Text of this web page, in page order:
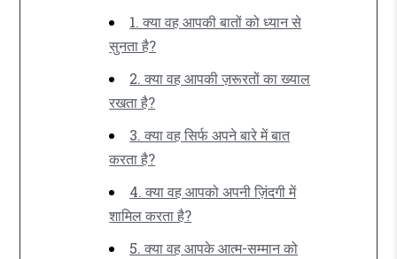
1. क्या वह आपकी बातों को ध्यान से
सुनता है?
2. क्या वह आपकी ज़रूरतों का ख्याल
रखता है?
3. क्या वह सिर्फ अपने बारे में बात
करता है?
4. क्या वह आपको अपनी ज़िंदगी में
शामिल करता है?
5. क्या वह आपके आत्म-सम्मान को